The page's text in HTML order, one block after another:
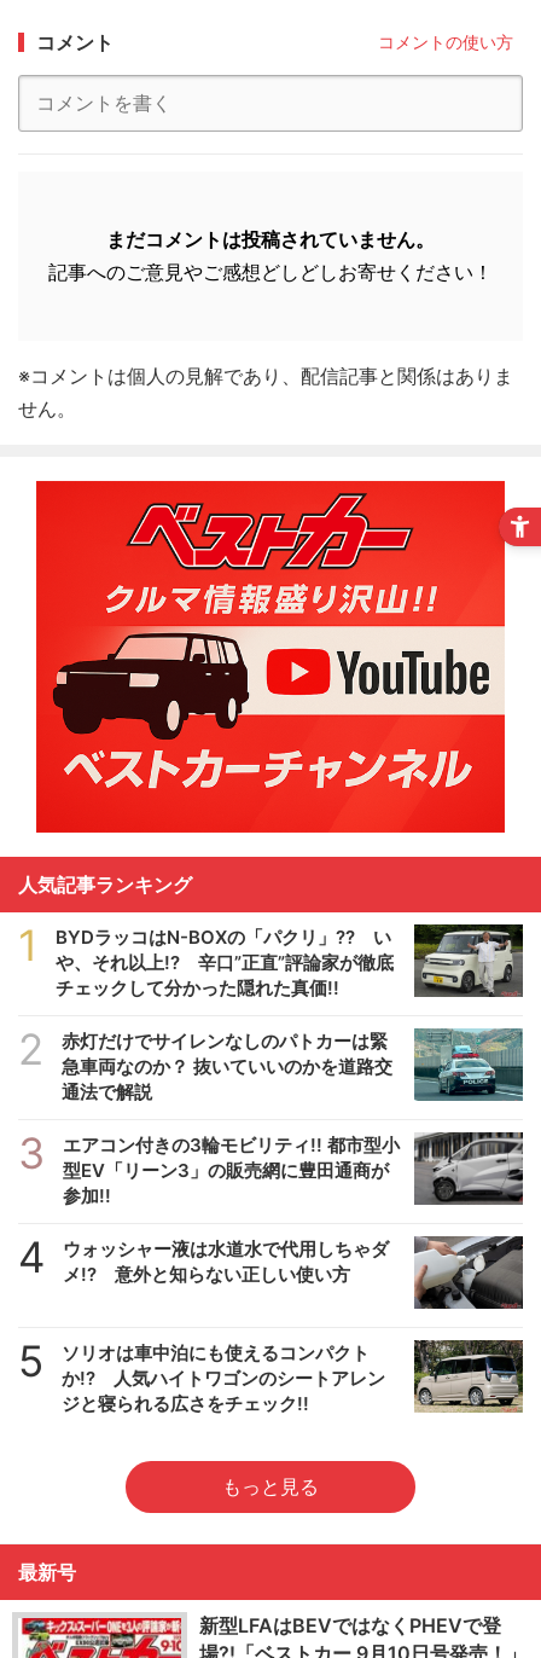
コメント コメントの使い方
まだコメントは投稿されていません。
記事へのご意見やご感想どしどしお寄せください！
※コメントは個人の見解であり、配信記事と関係はありま
せん。
人気記事ランキング
1
BYDラッコはN-BOXの「パクリ」?? い
や、それ以上!? 辛口”正直”評論家が徹底
チェックして分かった隠れた真価!!
2
赤灯だけでサイレンなしのパトカーは緊
急車両なのか？ 抜いていいのかを道路交
通法で解説
3
エアコン付きの3輪モビリティ!! 都市型小
型EV「リーン3」の販売網に豊田通商が
参加!!
4
ウォッシャー液は水道水で代用しちゃダ
メ!? 意外と知らない正しい使い方
5
ソリオは車中泊にも使えるコンパクト
か!? 人気ハイトワゴンのシートアレン
ジと寝られる広さをチェック!!
もっと見る
最新号
新型LFAはBEVではなくPHEVで登